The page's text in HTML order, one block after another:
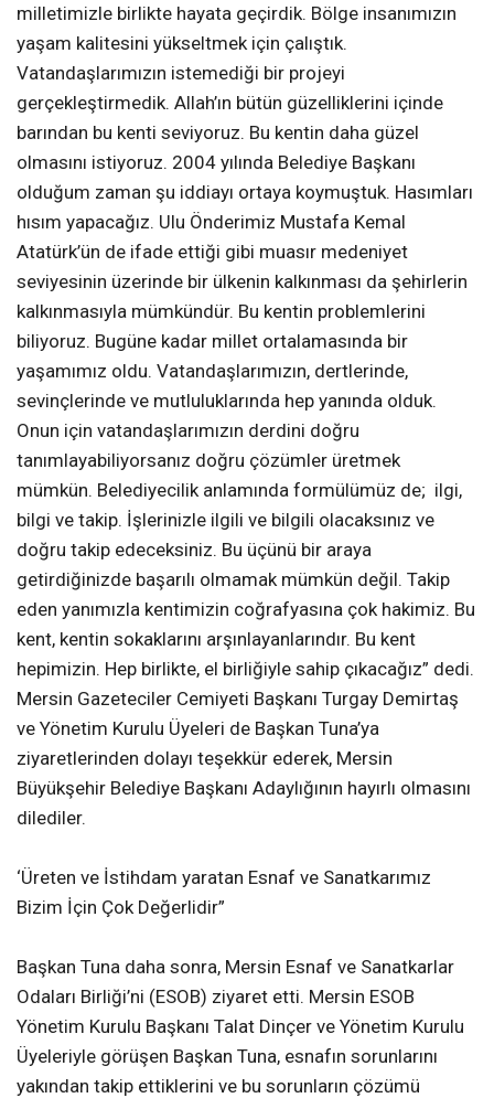
milletimizle birlikte hayata geçirdik. Bölge insanımızın
yaşam kalitesini yükseltmek için çalıştık.
Vatandaşlarımızın istemediği bir projeyi
gerçekleştirmedik. Allah’ın bütün güzelliklerini içinde
barından bu kenti seviyoruz. Bu kentin daha güzel
olmasını istiyoruz. 2004 yılında Belediye Başkanı
olduğum zaman şu iddiayı ortaya koymuştuk. Hasımları
hısım yapacağız. Ulu Önderimiz Mustafa Kemal
Atatürk’ün de ifade ettiği gibi muasır medeniyet
seviyesinin üzerinde bir ülkenin kalkınması da şehirlerin
kalkınmasıyla mümkündür. Bu kentin problemlerini
biliyoruz. Bugüne kadar millet ortalamasında bir
yaşamımız oldu. Vatandaşlarımızın, dertlerinde,
sevinçlerinde ve mutluluklarında hep yanında olduk.
Onun için vatandaşlarımızın derdini doğru
tanımlayabiliyorsanız doğru çözümler üretmek
mümkün. Belediyecilik anlamında formülümüz de; ilgi,
bilgi ve takip. İşlerinizle ilgili ve bilgili olacaksınız ve
doğru takip edeceksiniz. Bu üçünü bir araya
getirdiğinizde başarılı olmamak mümkün değil. Takip
eden yanımızla kentimizin coğrafyasına çok hakimiz. Bu
kent, kentin sokaklarını arşınlayanlarındır. Bu kent
hepimizin. Hep birlikte, el birliğiyle sahip çıkacağız” dedi.
Mersin Gazeteciler Cemiyeti Başkanı Turgay Demirtaş
ve Yönetim Kurulu Üyeleri de Başkan Tuna’ya
ziyaretlerinden dolayı teşekkür ederek, Mersin
Büyükşehir Belediye Başkanı Adaylığının hayırlı olmasını
dilediler.
‘Üreten ve İstihdam yaratan Esnaf ve Sanatkarımız
Bizim İçin Çok Değerlidir”
Başkan Tuna daha sonra, Mersin Esnaf ve Sanatkarlar
Odaları Birliği’ni (ESOB) ziyaret etti. Mersin ESOB
Yönetim Kurulu Başkanı Talat Dinçer ve Yönetim Kurulu
Üyeleriyle görüşen Başkan Tuna, esnafın sorunlarını
yakından takip ettiklerini ve bu sorunların çözümü